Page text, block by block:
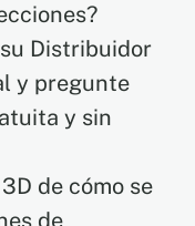
Distribuidor
y pregunte
y sin
de cómo se
de